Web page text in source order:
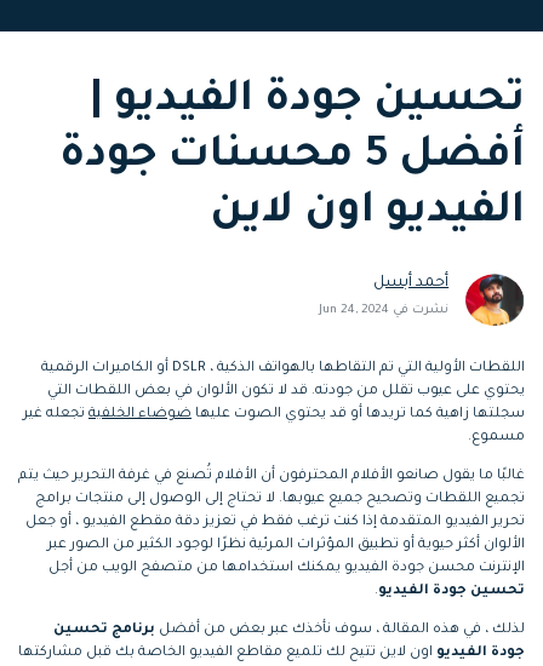
تعلم المعرفة الأساسية في تحرير
بنفسك
اكتشف كيفية إنشاء تأثيرات خاصة
Blog
تحسين جودة الفيديو |
أفضل 5 محسنات جودة
الفيديو اون لاين
أحمد أبسل
نشرت في Jun 24, 2024
اللقطات الأولية التي تم التقاطها بالهواتف الذكية ، DSLR أو الكاميرات الرقمية
يحتوي على عيوب تقلل من جودته. قد لا تكون الألوان في بعض اللقطات التي
سجلتها زاهية كما تريدها أو قد يحتوي الصوت عليها ضوضاء الخلفية تجعله غير
مسموع.
غالبًا ما يقول صانعو الأفلام المحترفون أن الأفلام تُصنع في غرفة التحرير حيث يتم
تجميع اللقطات وتصحيح جميع عيوبها. لا تحتاج إلى الوصول إلى منتجات برامج
تحرير الفيديو المتقدمة إذا كنت ترغب فقط في تعزيز دقة مقطع الفيديو ، أو جعل
الألوان أكثر حيوية أو تطبيق المؤثرات المرئية نظرًا لوجود الكثير من الصور عبر
الإنترنت محسن جودة الفيديو يمكنك استخدامها من متصفح الويب من أجل
تحسين جودة الفيديو.
لذلك ، في هذه المقالة ، سوف نأخذك عبر بعض من أفضل برنامج تحسين
جودة الفيديو اون لاين تتيح لك تلميع مقاطع الفيديو الخاصة بك قبل مشاركتها